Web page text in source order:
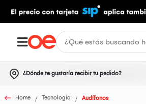
¿Dónde te gustaría recibir tu pedido?
Home Tecnologia Audífonos